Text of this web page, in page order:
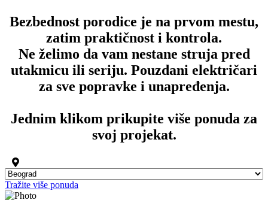
Bezbednost porodice je na prvom mestu,
zatim praktičnost i kontrola.
Ne želimo da vam nestane struja pred
utakmicu ili seriju. Pouzdani električari
za sve popravke i unapređenja.
Jednim klikom prikupite više ponuda za
svoj projekat.
Tražite više ponuda